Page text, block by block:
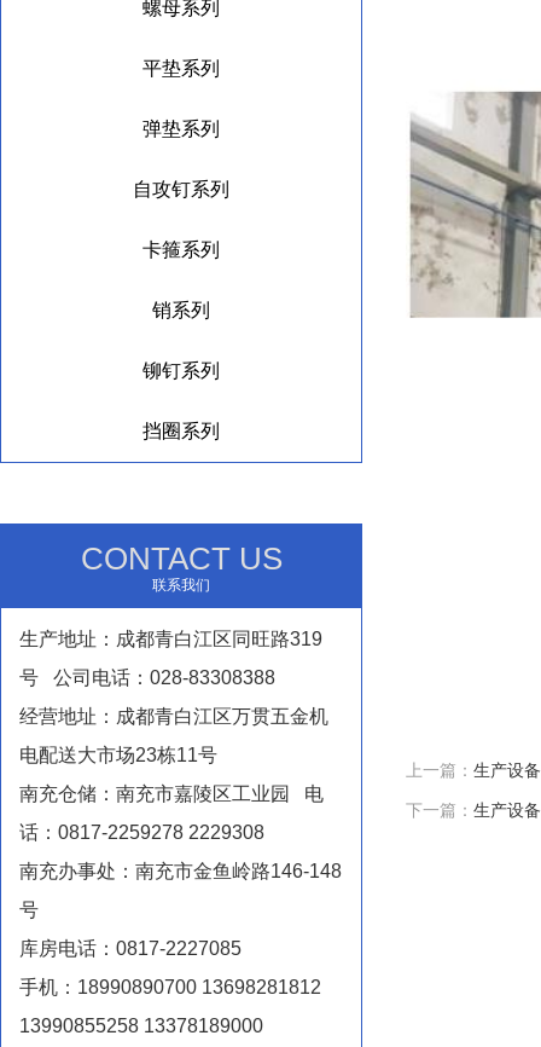
螺母系列
平垫系列
弹垫系列
自攻钉系列
卡箍系列
销系列
铆钉系列
挡圈系列
CONTACT US
联系我们
生产地址：成都青白江区同旺路319
号 公司电话：028-83308388
经营地址：成都青白江区万贯五金机
电配送大市场23栋11号
南充仓储：南充市嘉陵区工业园 电
话：0817-2259278 2229308
南充办事处：南充市金鱼岭路146-148
号
库房电话：0817-2227085
手机：18990890700 13698281812
13990855258 13378189000
上一篇： 生产设备
下一篇： 生产设备